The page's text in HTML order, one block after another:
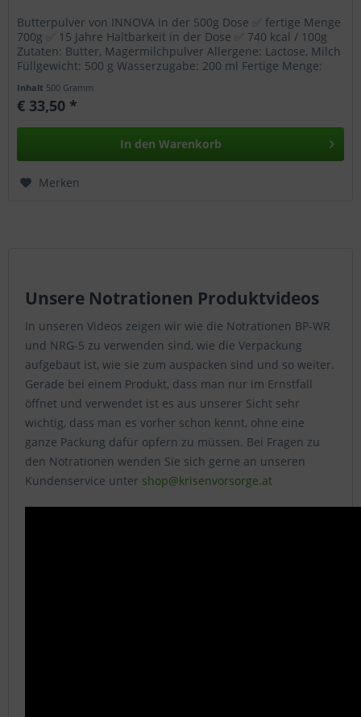
Butterpulver von INNOVA in der 500g Dose ✅ fertige Menge
700g ✅ 15 Jahre Haltbarkeit in der Dose ✅ 740 kcal / 100g
Zutaten: Butter, Magermilchpulver Allergene: Lactose, Milch
Füllgewicht: 500 g Wasserzugabe: 200 ml Fertige Menge:
Inhalt 500 Gramm
€ 33,50 *
In den Warenkorb
Merken
Unsere Notrationen Produktvideos
In unseren Videos zeigen wir wie die Notrationen BP-WR
und NRG-5 zu verwenden sind, wie die Verpackung
aufgebaut ist, wie sie zum auspacken sind und so weiter.
Gerade bei einem Produkt, dass man nur im Ernstfall
öffnet und verwendet ist es aus unserer Sicht sehr
wichtig, dass man es vorher schon kennt, ohne eine
ganze Packung dafür opfern zu müssen. Bei Fragen zu
den Notrationen wenden Sie sich gerne an unseren
Kundenservice unter shop@krisenvorsorge.at